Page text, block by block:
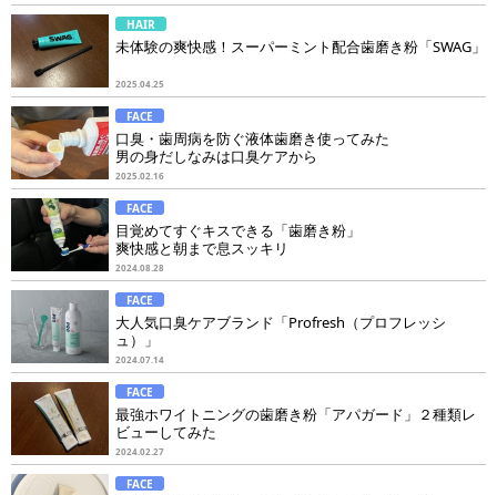
HAIR
未体験の爽快感！スーパーミント配合歯磨き粉「SWAG」
2025.04.25
FACE
口臭・歯周病を防ぐ液体歯磨き使ってみた
男の身だしなみは口臭ケアから
2025.02.16
FACE
目覚めてすぐキスできる「歯磨き粉」
爽快感と朝まで息スッキリ
2024.08.28
FACE
大人気口臭ケアブランド「Profresh（プロフレッシ
ュ）」
歯垢しっかり除去」
2024.07.14
FACE
最強ホワイトニングの歯磨き粉「アパガード」２種類レ
ビューしてみた
2024.02.27
FACE